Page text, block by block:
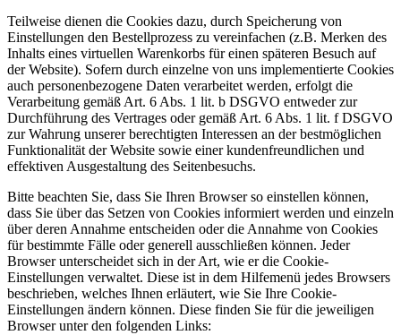
Teilweise dienen die Cookies dazu, durch Speicherung von
Einstellungen den Bestellprozess zu vereinfachen (z.B. Merken des
Inhalts eines virtuellen Warenkorbs für einen späteren Besuch auf
der Website). Sofern durch einzelne von uns implementierte Cookies
auch personenbezogene Daten verarbeitet werden, erfolgt die
Verarbeitung gemäß Art. 6 Abs. 1 lit. b DSGVO entweder zur
Durchführung des Vertrages oder gemäß Art. 6 Abs. 1 lit. f DSGVO
zur Wahrung unserer berechtigten Interessen an der bestmöglichen
Funktionalität der Website sowie einer kundenfreundlichen und
effektiven Ausgestaltung des Seitenbesuchs.
Bitte beachten Sie, dass Sie Ihren Browser so einstellen können,
dass Sie über das Setzen von Cookies informiert werden und einzeln
über deren Annahme entscheiden oder die Annahme von Cookies
für bestimmte Fälle oder generell ausschließen können. Jeder
Browser unterscheidet sich in der Art, wie er die Cookie-
Einstellungen verwaltet. Diese ist in dem Hilfemenü jedes Browsers
beschrieben, welches Ihnen erläutert, wie Sie Ihre Cookie-
Einstellungen ändern können. Diese finden Sie für die jeweiligen
Browser unter den folgenden Links: